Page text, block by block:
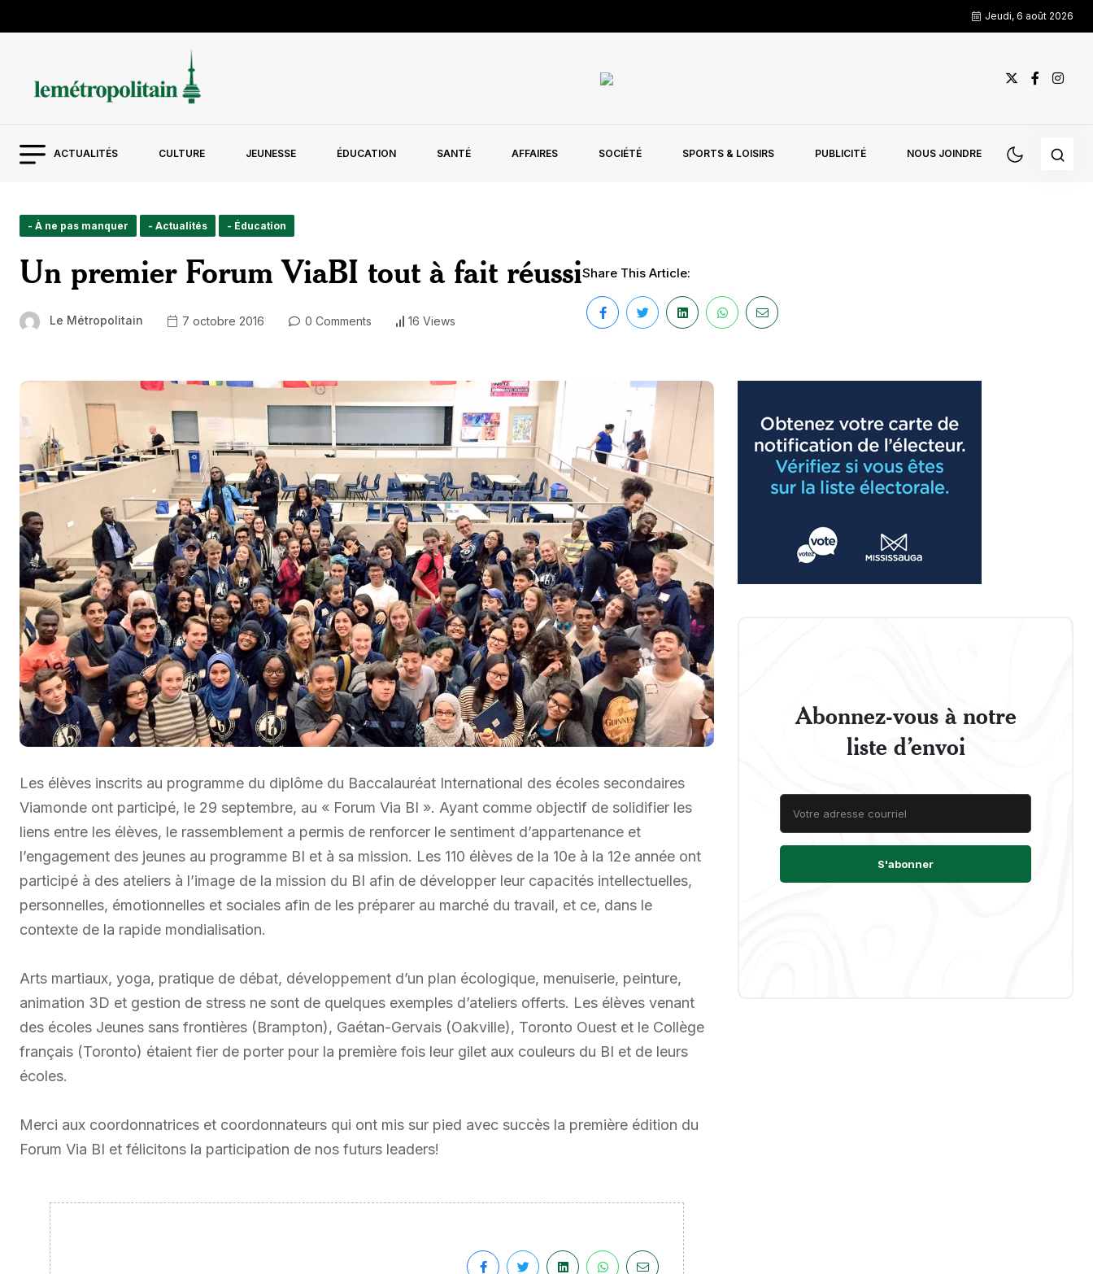
Jeudi, 6 août 2026
ACTUALITÉS CULTURE JEUNESSE ÉDUCATION SANTÉ AFFAIRES SOCIÉTÉ SPORTS & LOISIRS PUBLICITÉ NOUS JOINDRE
- À ne pas manquer - Actualités - Éducation
Un premier Forum ViaBI tout à fait réussi
Le Métropolitain 7 octobre 2016 0 Comments 16 Views
Share This Article:
Les élèves inscrits au programme du diplôme du Baccalauréat International des écoles secondaires
Viamonde ont participé, le 29 septembre, au « Forum Via BI ». Ayant comme objectif de solidifier les
liens entre les élèves, le rassemblement a permis de renforcer le sentiment d’appartenance et
l’engagement des jeunes au programme BI et à sa mission. Les 110 élèves de la 10e à la 12e année ont
participé à des ateliers à l’image de la mission du BI afin de développer leur capacités intellectuelles,
personnelles, émotionnelles et sociales afin de les préparer au marché du travail, et ce, dans le
contexte de la rapide mondialisation.
Arts martiaux, yoga, pratique de débat, développement d’un plan écologique, menuiserie, peinture,
animation 3D et gestion de stress ne sont de quelques exemples d’ateliers offerts. Les élèves venant
des écoles Jeunes sans frontières (Brampton), Gaétan-Gervais (Oakville), Toronto Ouest et le Collège
français (Toronto) étaient fier de porter pour la première fois leur gilet aux couleurs du BI et de leurs
écoles.
Merci aux coordonnatrices et coordonnateurs qui ont mis sur pied avec succès la première édition du
Forum Via BI et félicitons la participation de nos futurs leaders!
Abonnez-vous à notre
liste d’envoi